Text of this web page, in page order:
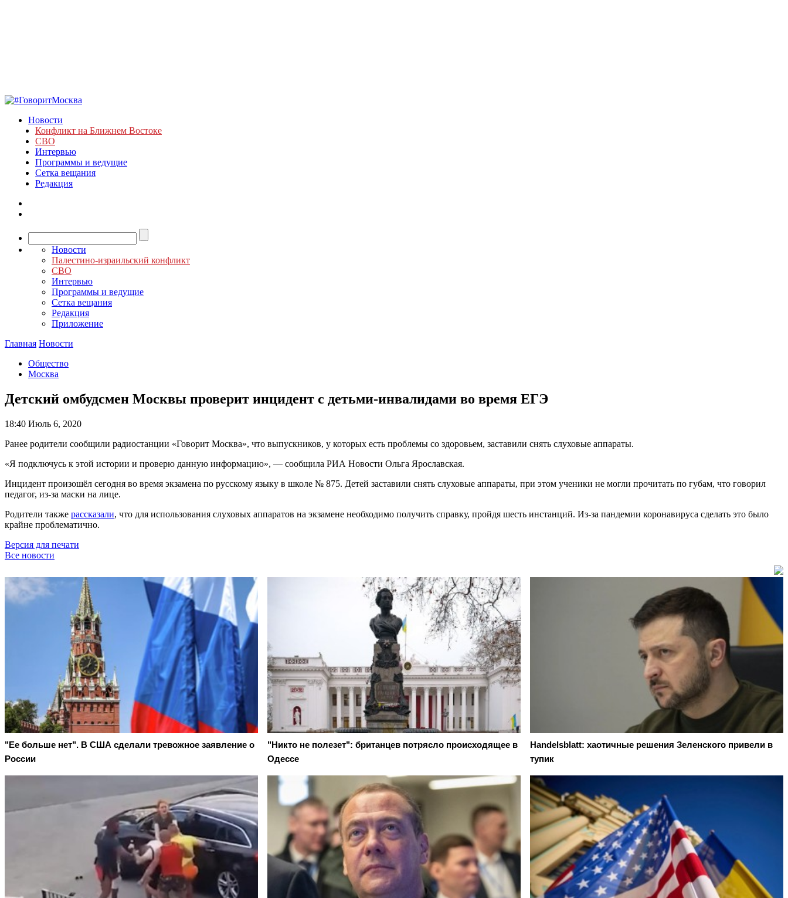
Новости
Конфликт на Ближнем Востоке
СВО
Интервью
Программы и ведущие
Сетка вещания
Редакция
Новости
Палестино-израильский конфликт
СВО
Интервью
Программы и ведущие
Сетка вещания
Редакция
Приложение
Главная Новости
Общество
Москва
Детский омбудсмен Москвы проверит инцидент с детьми-инвалидами во время ЕГЭ
18:40 Июль 6, 2020
Ранее родители сообщили радиостанции «Говорит Москва», что выпускников, у которых есть проблемы со здоровьем, заставили снять слуховые аппараты.
«Я подключусь к этой истории и проверю данную информацию», — сообщила РИА Новости Ольга Ярославская.
Инцидент произошёл сегодня во время экзамена по русскому языку в школе № 875. Детей заставили снять слуховые аппараты, при этом ученики не могли прочитать по губам, что говорил
педагог, из-за маски на лице.
Родители также рассказали, что для использования слуховых аппаратов на экзамене необходимо получить справку, пройдя шесть инстанций. Из-за пандемии коронавируса сделать это было
крайне проблематично.
Версия для печати
Все новости
"Ее больше нет". В США сделали тревожное заявление о
России
"Никто не полезет": британцев потрясло происходящее в
Одессе
Handelsblatt: хаотичные решения Зеленского привели в
тупик